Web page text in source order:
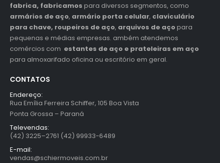
fabrica, fabricamos para diversos segmentos, como
armários de aço, armário porta celular, claviculário
para chave, roupeiros de aço, arquivos de açopara
pequenas e médias empresas. ambém atendemos
comércios com estantes de aço e prateleiras em aço
para almoxarifado oficina ou escritório em geral.
CONTATOS
Endereço:
Rua Emília Ferreira Schiffer, 105 Boa Vista
Ponta Grossa – Paraná
Televendas:
(42) 3225–2761 (42) 99933-6489
E-mail:
vendas@schiermoveis.com.br